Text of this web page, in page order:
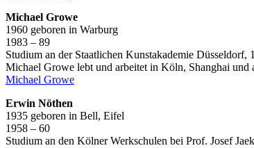
Michael Growe
1960 geboren in Warburg
1983 – 89
Studium an der Staatlichen Kunstakademie
Michael Growe lebt und arbeitet in Köln, Shanghai und
Michael Growe
Erwin Nöthen
1935 geboren in Bell, Eifel
1958 – 60
Studium an den Kölner Werkschulen bei Prof. Josef